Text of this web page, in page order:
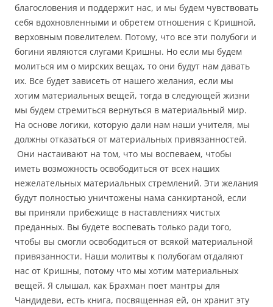
благословения и поддержит нас, и мы будем чувствовать
себя вдохновленными и обретем отношения с Кришной,
верховным повелителем. Потому, что все эти полубоги и
богини являются слугами Кришны. Но если мы будем
молиться им о мирских вещах, то они будут нам давать
их. Все будет зависеть от нашего желания, если мы
хотим материальных вещей, тогда в следующей жизни
мы будем стремиться вернуться в материальный мир.
На основе логики, которую дали нам наши учителя, мы
должны отказаться от материальных привязанностей.
Они настаивают на том, что мы воспеваем, чтобы
иметь возможность освободиться от всех наших
нежелательных материальных стремлений. Эти желания
будут полностью уничтожены нама санкиртаной, если
вы приняли прибежище в наставлениях чистых
преданных. Вы будете воспевать только ради того,
чтобы вы смогли освободиться от всякой материальной
привязанности. Наши молитвы к полубогам отдаляют
нас от Кришны, потому что мы хотим материальных
вещей. Я слышал, как Брахман поет мантры для
Чандидеви, есть книга, посвященная ей, он хранит эту